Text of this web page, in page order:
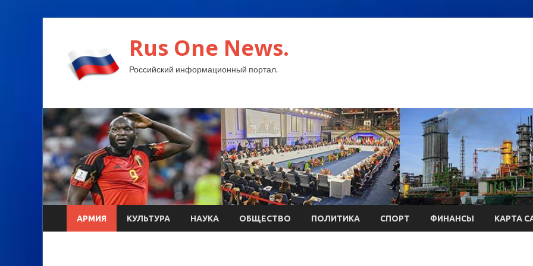
Rus One News.
Российский информационный портал.
АРМИЯ КУЛЬТУРА НАУКА ОБЩЕСТВО ПОЛИТИКА СПОРТ ФИНАНСЫ КАРТА